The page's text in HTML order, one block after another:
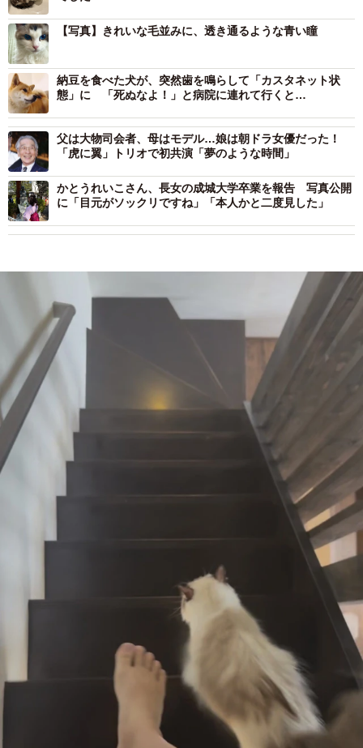
【写真】きれいな毛並みに、透き通るような青い瞳
納豆を食べた犬が、突然歯を鳴らして「カスタネット状
態」に 「死ぬなよ！」と病院に連れて行くと…
父は大物司会者、母はモデル…娘は朝ドラ女優だった！
「虎に翼」トリオで初共演「夢のような時間」
かとうれいこさん、長女の成城大学卒業を報告 写真公開
に「目元がソックリですね」「本人かと二度見した」